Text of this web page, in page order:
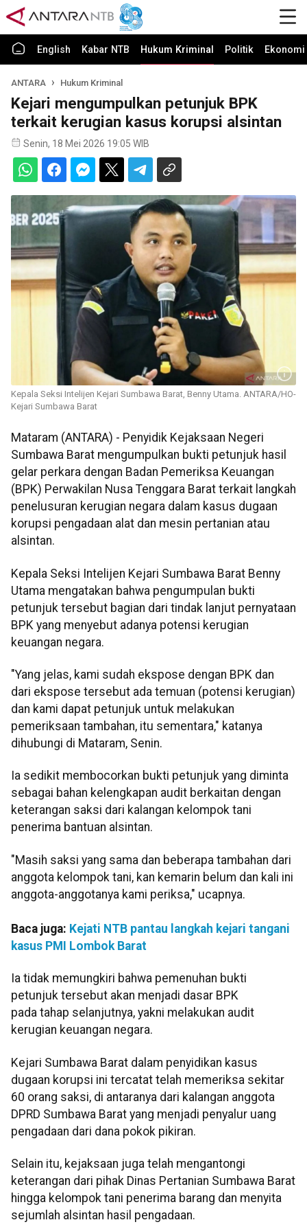
English Kabar NTB Hukum Kriminal Politik
ANTARA Hukum Kriminal
Kejari mengumpulkan petunjuk BPK
terkait kerugian kasus korupsi alsintan
Senin, 18 Mei 2026 19:05 WIB
Kepala Seksi Intelijen Kejari Sumbawa Barat, Benny Utama. ANTARA/HO-
Kejari Sumbawa Barat
Mataram (ANTARA) - Penyidik Kejaksaan Negeri
Sumbawa Barat mengumpulkan bukti petunjuk hasil
gelar perkara dengan Badan Pemeriksa Keuangan
(BPK) Perwakilan Nusa Tenggara Barat terkait langkah
penelusuran kerugian negara dalam kasus dugaan
korupsi pengadaan alat dan mesin pertanian atau
alsintan.
Kepala Seksi Intelijen Kejari Sumbawa Barat Benny
Utama mengatakan bahwa pengumpulan bukti
petunjuk tersebut bagian dari tindak lanjut pernyataan
BPK yang menyebut adanya potensi kerugian
keuangan negara.
"Yang jelas, kami sudah ekspose dengan BPK dan
dari ekspose tersebut ada temuan (potensi kerugian)
dan kami dapat petunjuk untuk melakukan
pemeriksaan tambahan, itu sementara," katanya
dihubungi di Mataram, Senin.
Ia sedikit membocorkan bukti petunjuk yang diminta
sebagai bahan kelengkapan audit berkaitan dengan
keterangan saksi dari kalangan kelompok tani
penerima bantuan alsintan.
"Masih saksi yang sama dan beberapa tambahan dari
anggota kelompok tani, kan kemarin belum dan kali ini
anggota-anggotanya kami periksa," ucapnya.
Baca juga: Kejati NTB pantau langkah kejari tangani
kasus PMI Lombok Barat
Ia tidak memungkiri bahwa pemenuhan bukti
petunjuk tersebut akan menjadi dasar BPK
pada tahap selanjutnya, yakni melakukan audit
kerugian keuangan negara.
Kejari Sumbawa Barat dalam penyidikan kasus
dugaan korupsi ini tercatat telah memeriksa sekitar
60 orang saksi, di antaranya dari kalangan anggota
DPRD Sumbawa Barat yang menjadi penyalur uang
pengadaan dari dana pokok pikiran.
Selain itu, kejaksaan juga telah mengantongi
keterangan dari pihak Dinas Pertanian Sumbawa Barat
hingga kelompok tani penerima barang dan menyita
sejumlah alsintan hasil pengadaan.